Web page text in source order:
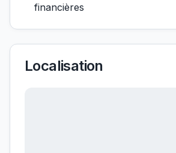
financières
Localisation